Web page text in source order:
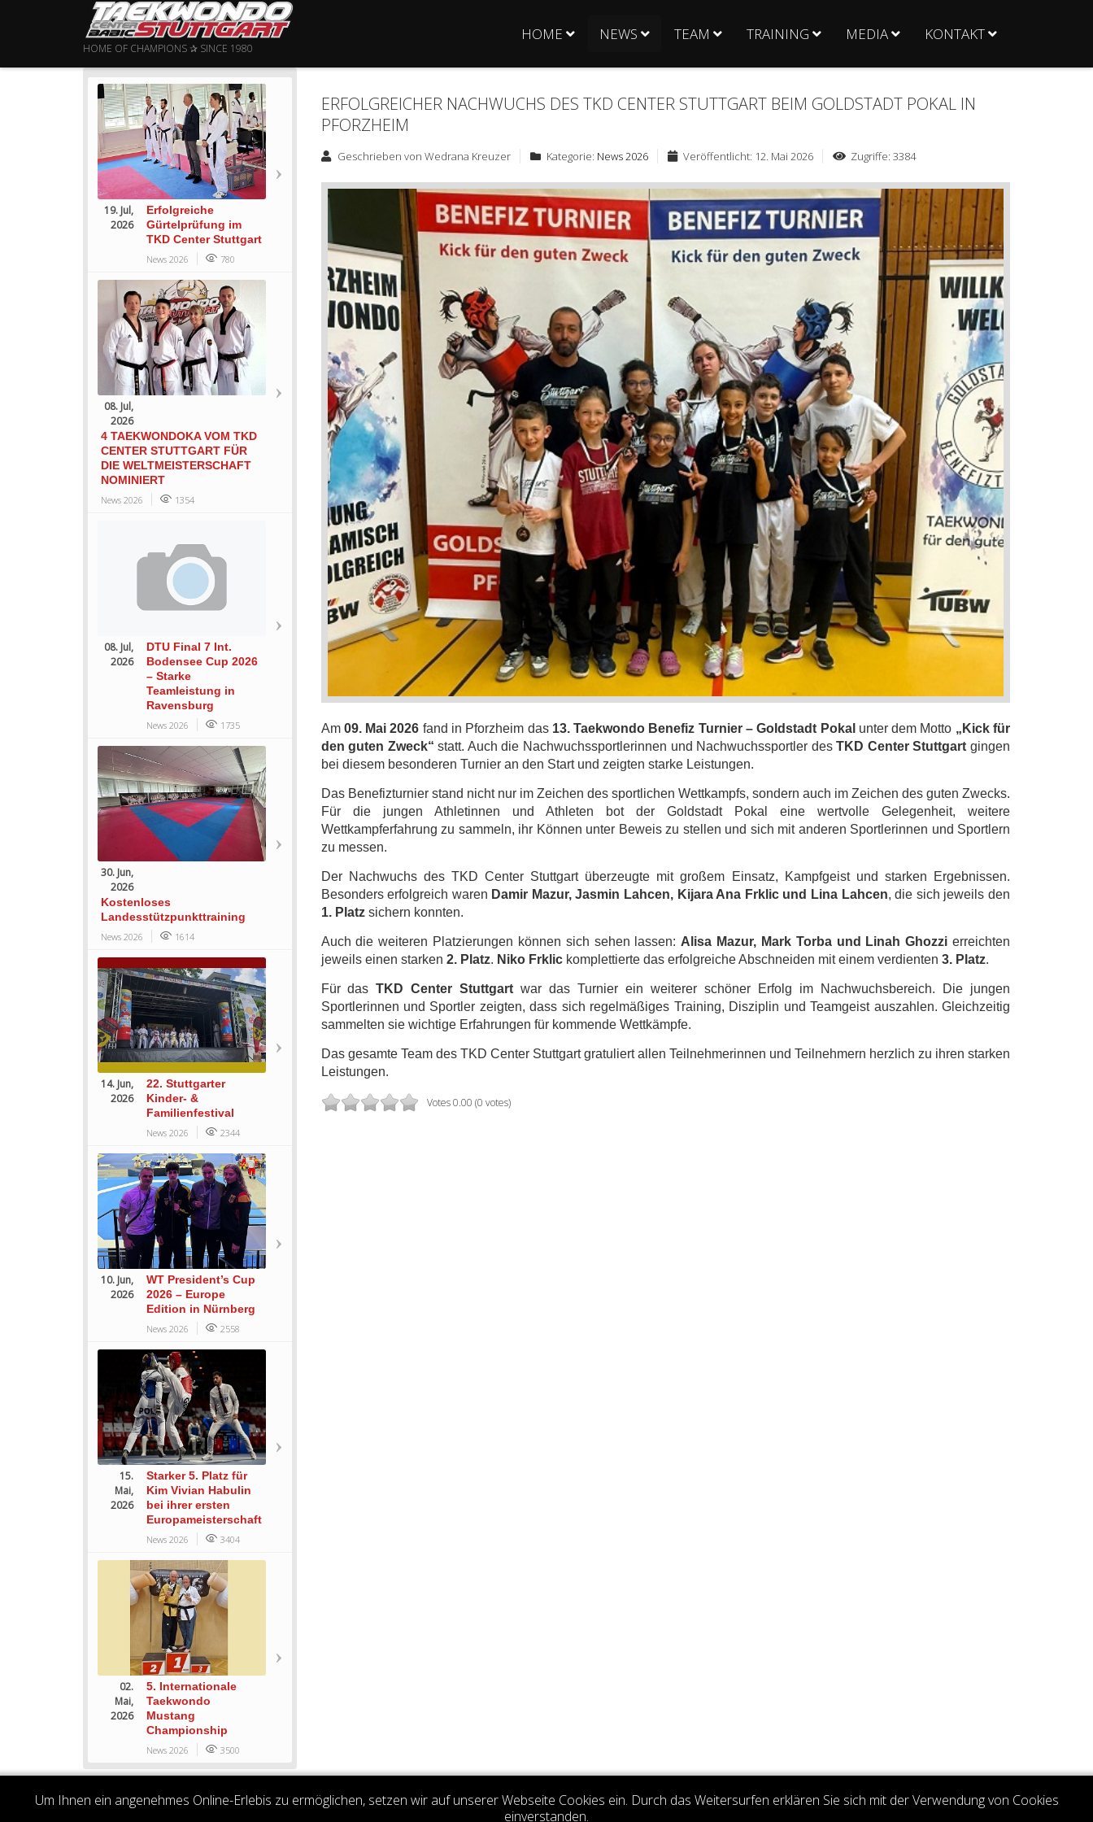
HOME OF CHAMPIONS ✰ SINCE 1980
HOME NEWS TEAM TRAINING MEDIA KONTAKT
19. Jul,
2026
Erfolgreiche
Gürtelprüfung im
TKD Center Stuttgart
News 2026 780
08. Jul,
2026
4 TAEKWONDOKA VOM TKD
CENTER STUTTGART FÜR
DIE WELTMEISTERSCHAFT
NOMINIERT
News 2026 1354
08. Jul,
2026
DTU Final 7 Int.
Bodensee Cup 2026
– Starke
Teamleistung in
Ravensburg
News 2026 1735
30. Jun,
2026
Kostenloses
Landesstützpunkttraining
News 2026 1614
14. Jun,
2026
22. Stuttgarter
Kinder- &
Familienfestival
News 2026 2344
10. Jun,
2026
WT President’s Cup
2026 – Europe
Edition in Nürnberg
News 2026 2558
15.
Mai,
2026
Starker 5. Platz für
Kim Vivian Habulin
bei ihrer ersten
Europameisterschaft
News 2026 3404
02.
Mai,
2026
5. Internationale
Taekwondo
Mustang
Championship
News 2026 3500
ERFOLGREICHER NACHWUCHS DES TKD CENTER STUTTGART BEIM GOLDSTADT POKAL IN
PFORZHEIM
Geschrieben von Wedrana Kreuzer Kategorie: News 2026 Veröffentlicht: 12. Mai 2026 Zugriffe: 3384
Am 09. Mai 2026 fand in Pforzheim das 13. Taekwondo Benefiz Turnier – Goldstadt Pokal unter dem Motto „Kick für
den guten Zweck“ statt. Auch die Nachwuchssportlerinnen und Nachwuchssportler desTKD Center Stuttgart gingen
bei diesem besonderen Turnier an den Start und zeigten starke Leistungen.
Das Benefizturnier stand nicht nur im Zeichen des sportlichen Wettkampfs, sondern auch im Zeichen des guten Zwecks.
Für die jungen Athletinnen und Athleten bot der Goldstadt Pokal eine wertvolle Gelegenheit, weitere
Wettkampferfahrung zu sammeln, ihr Können unter Beweis zu stellen und sich mit anderen Sportlerinnen und Sportlern
zu messen.
Der Nachwuchs des TKD Center Stuttgart überzeugte mit großem Einsatz, Kampfgeist und starken Ergebnissen.
Besonders erfolgreich waren Damir Mazur, Jasmin Lahcen, Kijara Ana Frklic und Lina Lahcen, die sich jeweils den
1. Platzsichern konnten.
Auch die weiteren Platzierungen können sich sehen lassen: Alisa Mazur, Mark Torba und Linah Ghozzi erreichten
jeweils einen starken 2. Platz. Niko Frklickomplettierte das erfolgreiche Abschneiden mit einem verdienten 3. Platz.
Für dasTKD Center Stuttgart war das Turnier ein weiterer schöner Erfolg im Nachwuchsbereich. Die jungen
Sportlerinnen und Sportler zeigten, dass sich regelmäßiges Training, Disziplin und Teamgeist auszahlen. Gleichzeitig
sammelten sie wichtige Erfahrungen für kommende Wettkämpfe.
Das gesamte Team des TKD Center Stuttgart gratuliert allen Teilnehmerinnen und Teilnehmern herzlich zu ihren starken
Leistungen.
Votes 0.00 (0 votes)
Um Ihnen ein angenehmes Online-Erlebis zu ermöglichen, setzen wir auf unserer Webseite Cookies ein. Durch das Weitersurfen erklären Sie sich mit der Verwendung von Cookies
einverstanden.